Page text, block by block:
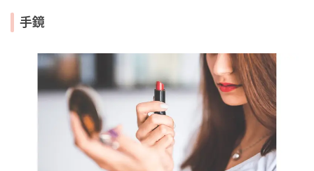
手鏡